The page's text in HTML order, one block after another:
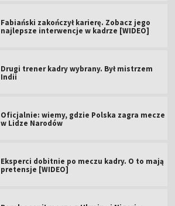
Fabiański zakończył karierę. Zobacz jego
najlepsze interwencje w kadrze [WIDEO]
Drugi trener kadry wybrany. Był mistrzem
Indii
Oficjalnie: wiemy, gdzie Polska zagra mecze
w Lidze Narodów
Eksperci dobitnie po meczu kadry. O to mają
pretensje [WIDEO]